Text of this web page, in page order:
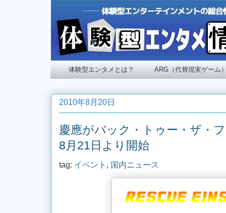
体験型エンタメとは？ ARG（代替現実ゲーム
2010年8月20日
慶應がバック・トゥー・ザ・
8月21日より開始
tag: イベント , 国内ニュース